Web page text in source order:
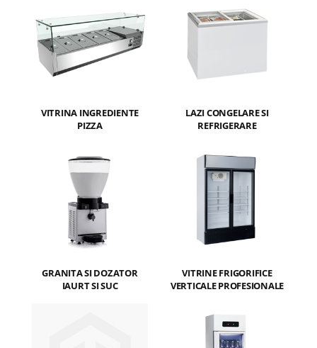
VITRINA INGREDIENTE
PIZZA
LAZI CONGELARE SI
REFRIGERARE
GRANITA SI DOZATOR
IAURT SI SUC
VITRINE FRIGORIFICE
VERTICALE PROFESIONALE